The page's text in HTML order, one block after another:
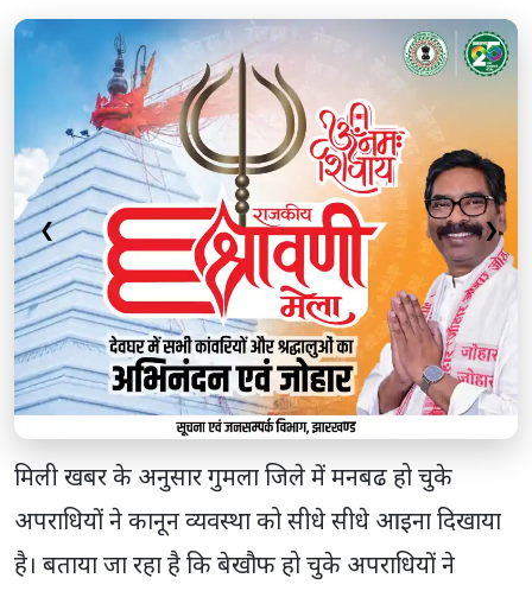
❮ ❯
मिली खबर के अनुसार गुमला जिले में मनबढ हो चुके
अपराधियों ने कानून व्यवस्था को सीधे सीधे आइना दिखाया
है। बताया जा रहा है कि बेखौफ हो चुके अपराधियों ने